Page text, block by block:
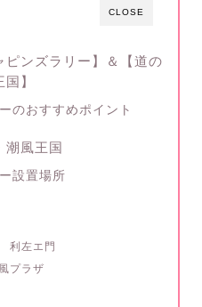
CLOSE
ンズラリー】＆【道の
】
のおすすめポイント
風王国
設置場所
利左エ門
プラザ